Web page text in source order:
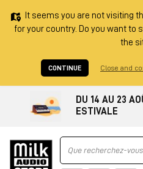
It seems you are not visiting
for your country. Do you want
the
CONTINUE Close and
DU 14 AU 23
ESTIVALE
Ricerca